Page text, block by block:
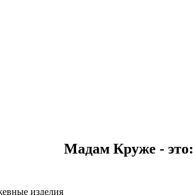
Мадам Круже - это:
изделия